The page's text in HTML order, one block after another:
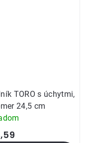
TORO s úchytmi,
24,5 cm